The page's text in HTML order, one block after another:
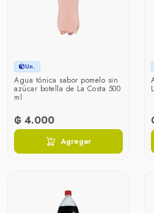
Un.
Agua tónica sabor pomelo sin
azúcar botella de La Costa 500
ml
₲ 4.000
Agregar